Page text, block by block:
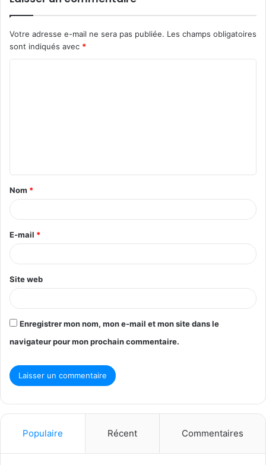
Votre adresse e-mail ne sera pas publiée. Les champs obligatoires
sont indiqués avec *
t
a
i
e
*
Nom *
E-mail *
Site web
Enregistrer mon nom, mon e-mail et mon site dans le
navigateur pour mon prochain commentaire.
Populaire Récent Commentaires